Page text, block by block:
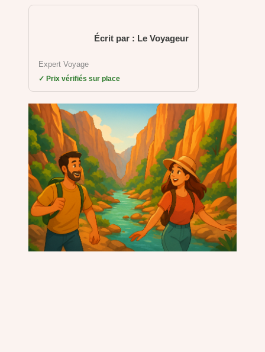
Écrit par : Le Voyageur
Expert Voyage
✓ Prix vérifiés sur place